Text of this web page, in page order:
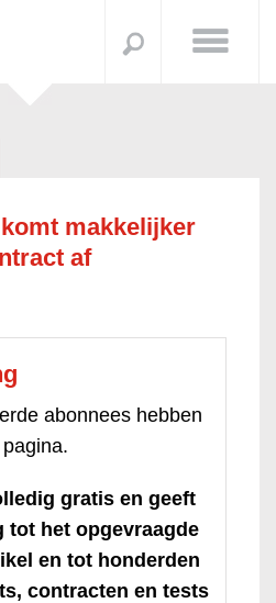
makkelijker
af
abonnees hebben
gratis en geeft
tot het opgevraagde
en tot honderden
contracten en tests